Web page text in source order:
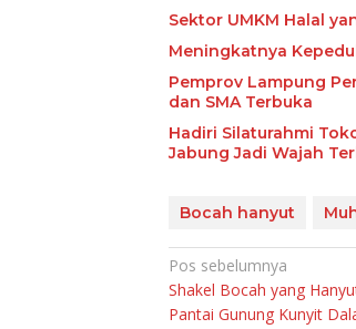
Sektor UMKM Halal
Meningkatnya
Pemprov Lampung
dan SMA Terbuka
Hadiri Silaturahmi
Jabung Jadi Wajah
Bocah hanyut
Navigasi
pos
Pos sebelumnya
Shakel Bocah yang
Pantai Gunung Kunyit